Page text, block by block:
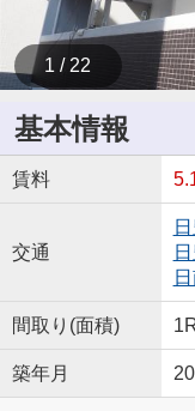
1 / 22
基本情報
賃料
交通
間取り(面積)
築年月